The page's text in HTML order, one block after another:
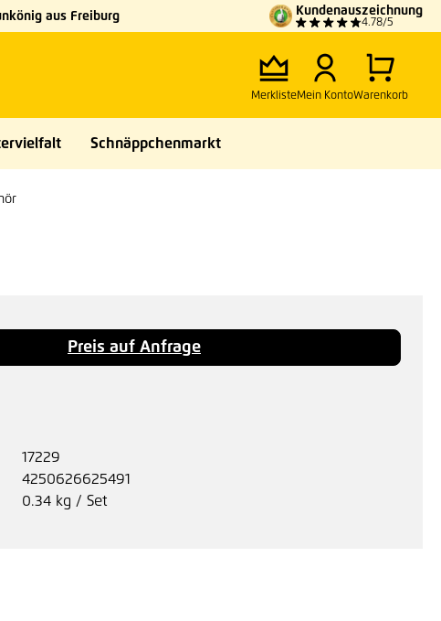
aus Freiburg Kundenauszeichnung
4.78/5
MerklisteMein KontoWarenkorb
Schnäppchenmarkt
Preis auf Anfrage
17229
4250626625491
0.34 kg / Set